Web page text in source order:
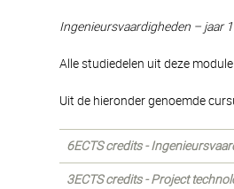
Ingenieursvaardigheden – jaar
Alle studiedelen uit deze
Uit de hieronder genoemde
6ECTS credits -
3ECTS credits - Project